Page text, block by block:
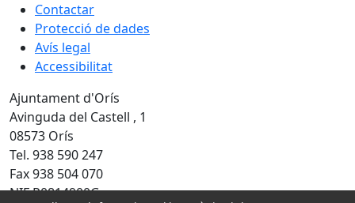
Contactar
Protecció de dades
Avís legal
Accessibilitat
Ajuntament d'Orís
Avinguda del Castell , 1
08573 Orís
Tel. 938 590 247
Fax 938 504 070
NIF P0814900G